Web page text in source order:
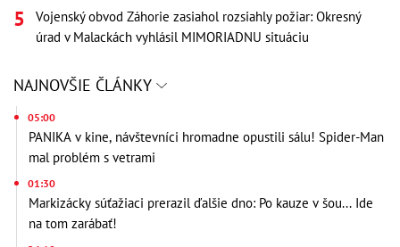
Vojenský obvod Záhorie zasiahol rozsiahly požiar: Okresný
úrad v Malackách vyhlásil MIMORIADNU situáciu
NAJNOVŠIE ČLÁNKY
05:00
PANIKA v kine, návštevníci hromadne opustili sálu! Spider-Man
mal problém s vetrami
01:30
Markizácky súťažiaci prerazil ďalšie dno: Po kauze v šou... Ide
na tom zarábať!